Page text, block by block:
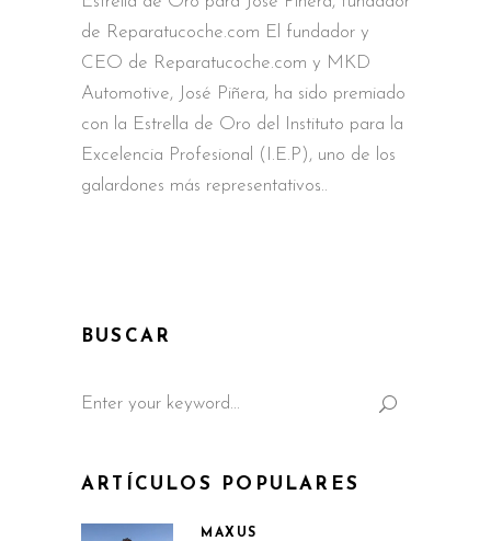
de Reparatucoche.com El fundador y
CEO de Reparatucoche.com y MKD
Automotive, José Piñera, ha sido premiado
con la Estrella de Oro del Instituto para la
Excelencia Profesional (I.E.P), uno de los
galardones más representativos
BUSCAR
for:
ARTÍCULOS POPULARES
MAXUS